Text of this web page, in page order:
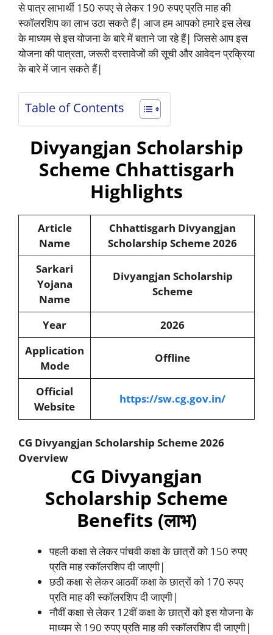
से पात्र लाभार्थी 150 रुपए से लेकर 190 रुपए प्रति माह की
स्कॉलरशिप का लाभ उठा सकते हैं| आज हम आपको हमारे इस लेख
के माध्यम से इस योजना के बारे में बताने जा रहे हैं| जिससे आप इस
योजना की पात्रता, जरूरी दस्तावेजों की सूची और आवेदन प्रक्रिया
के बारे में जान सकते हैं|
Table of Contents
Divyangjan Scholarship
Scheme Chhattisgarh
Highlights
Article
Name
Chhattisgarh Divyangjan
Scholarship Scheme2026
Sarkari
Yojana
Name
Divyangjan Scholarship
Scheme
Year
2026
Application
Mode
Offline
Official
Website
https://sw.cg.gov.in/
CG Divyangjan Scholarship Scheme2026
Overview
CG Divyangjan
Scholarship Scheme
Benefits (लाभ)
पहली कक्षा से लेकर पांचवी कक्षा के छात्रों को 150 रुपए
प्रति माह स्कॉलरशिप दी जाएगी|
छठी कक्षा से लेकर आठवीं कक्षा के छात्रों को 170 रुपए
प्रति माह की स्कॉलरशिप दी जाएगी|
नौवीं कक्षा से लेकर 12वीं कक्षा के छात्रों को इस योजना के
माध्यम से 190 रुपए प्रति माह की स्कॉलरशिप दी जाएगी|